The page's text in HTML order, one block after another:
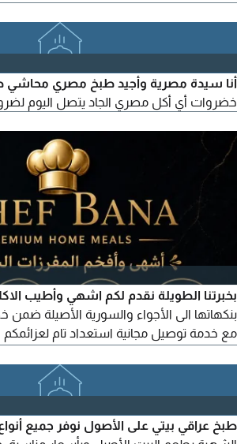
من قلب محب لفن الحلويات، بأجود المكونات
والاحترافية. تواصلوا معي لنجعل من
أنا سيدة مصرية وأجيد طبخ مصري محاشي
خضروات أي أكل مصري الجاد يتصل اليوم
بخبرتنا الطويلة نقدم لكم اشهي وأطيب
بنكهاتها الى الأجواء والسورية الأصيلة
مع خدمة توصيل مجانية استعداد تام لعزائمكم
والشيش برك واليلنجي والبرك وبرك الجبنة
باقات الطعام الصحي للرياضيين (تضخيم
طبخ عراقي بيتي على الأصول نوفر جميع أنواع